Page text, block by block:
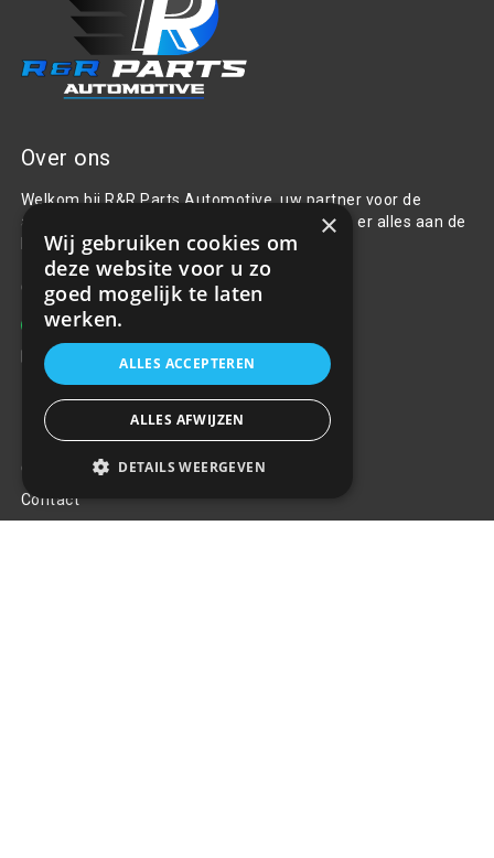
Over ons
Welkom bij R&R Parts Automotive, uw partner voor de
aanschaf van alle auto accessoires. Wij doen er alles aan de
beste selectie, service & prijs te bieden.
Contact
+31(0)85 486 83 17
info@rrparts.nl
Klantenservice
Over ons
Contact
×
Wij gebruiken cookies om
deze website voor u zo
goed mogelijk te laten
werken.
ALLES ACCEPTEREN
ALLES AFWIJZEN
DETAILS WEERGEVEN